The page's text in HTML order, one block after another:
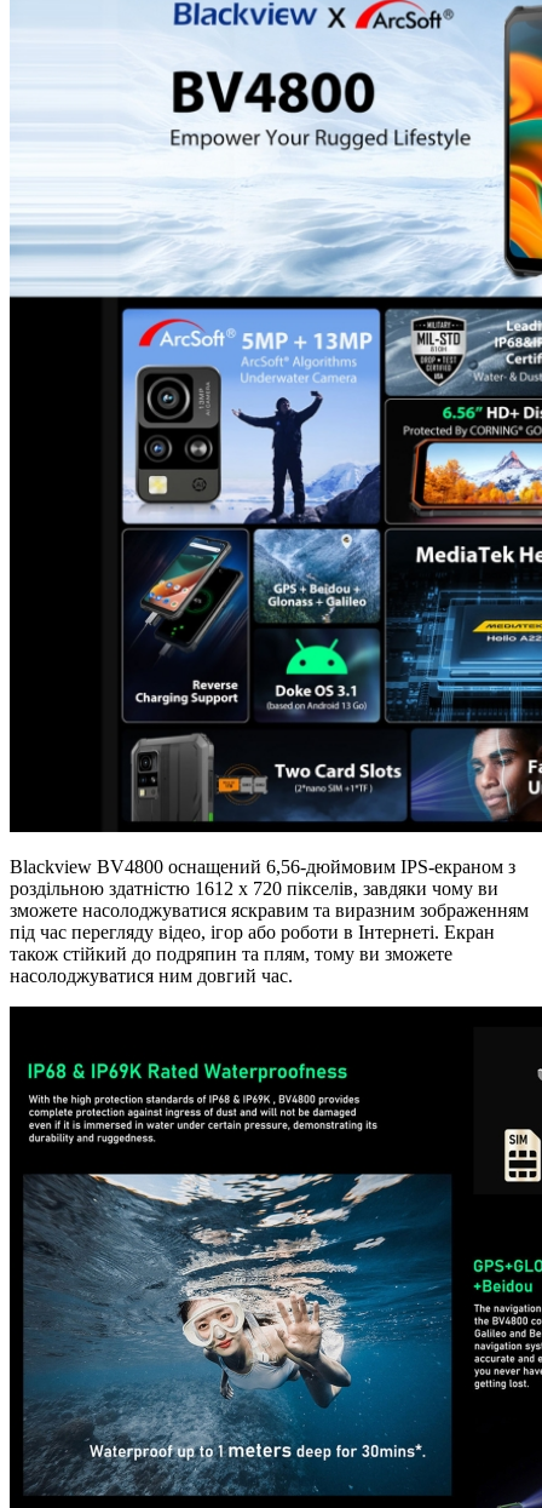
Blackview BV4800 оснащений 6,56-дюймовим IPS-екраном з
роздільною здатністю 1612 x 720 пікселів, завдяки чому ви
зможете насолоджуватися яскравим та виразним зображенням
під час перегляду відео, ігор або роботи в Інтернеті. Екран
також стійкий до подряпин та плям, тому ви зможете
насолоджуватися ним довгий час.